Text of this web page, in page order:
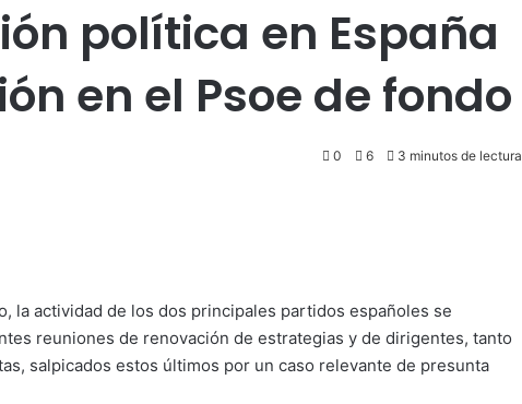
política en España
en el Psoe de fondo
0 6 3 minutos de lectura
la actividad de los dos principales partidos españoles se
reuniones de renovación de estrategias y de dirigentes, tanto
salpicados estos últimos por un caso relevante de presunta